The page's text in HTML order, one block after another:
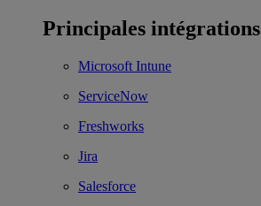
Principales intégrations
Microsoft Intune
ServiceNow
Freshworks
Jira
Salesforce